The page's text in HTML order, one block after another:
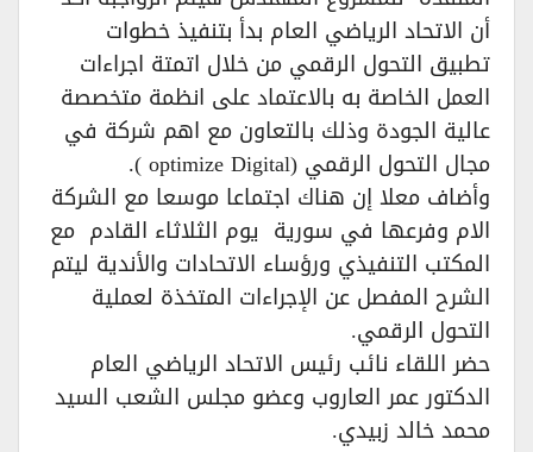
أن الاتحاد الرياضي العام بدأ بتنفيذ خطوات
تطبيق التحول الرقمي من خلال اتمتة اجراءات
العمل الخاصة به بالاعتماد على انظمة متخصصة
عالية الجودة وذلك بالتعاون مع اهم شركة في
مجال التحول الرقمي (optimize Digital ).
وأضاف معلا إن هناك اجتماعا موسعا مع الشركة
الام وفرعها في سورية يوم الثلاثاء القادم مع
المكتب التنفيذي ورؤساء الاتحادات والأندية ليتم
الشرح المفصل عن الإجراءات المتخذة لعملية
التحول الرقمي.
حضر اللقاء نائب رئيس الاتحاد الرياضي العام
الدكتور عمر العاروب وعضو مجلس الشعب السيد
محمد خالد زبيدي.